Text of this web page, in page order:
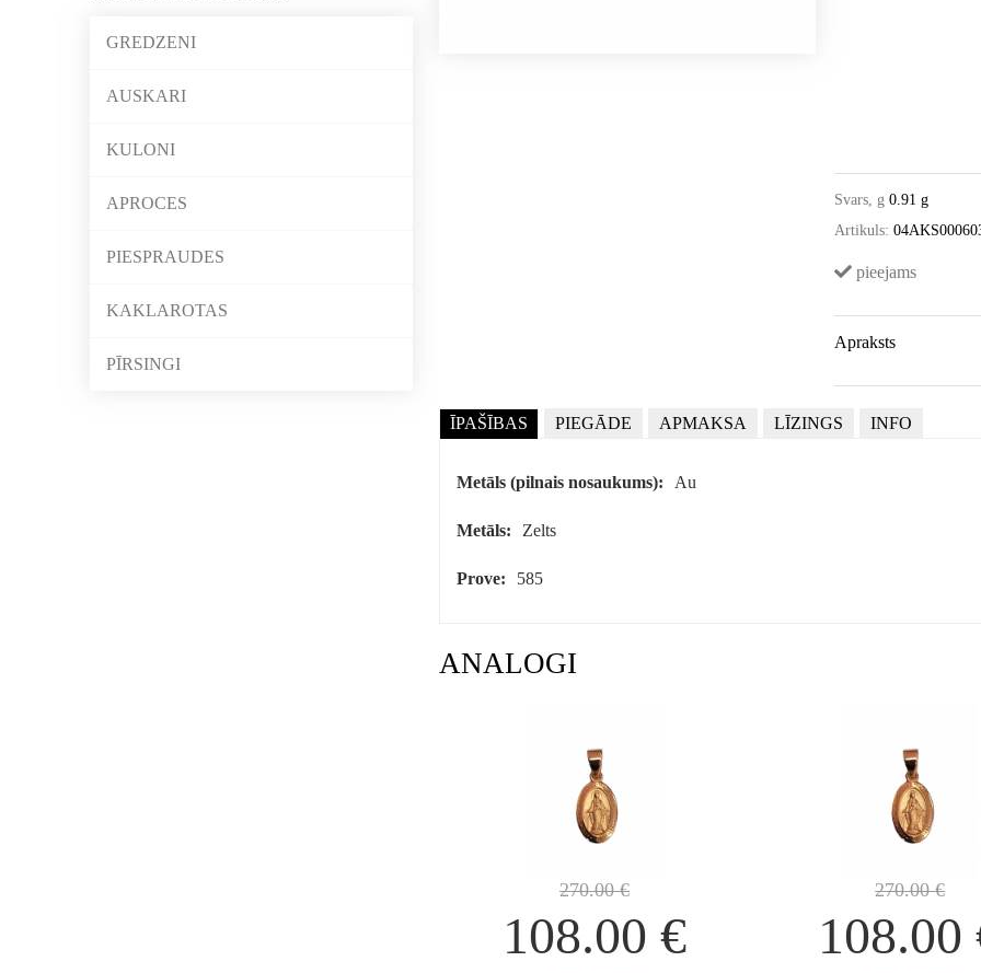
GREDZENI
AUSKARI
KULONI
APROCES
PIESPRAUDES
KAKLAROTAS
PĪRSINGI
Svars, g 0.91 g
Artikuls:
pieejams
Apraksts
ĪPAŠĪBAS PIEGĀDE APMAKSA LĪZINGS INFO
Metāls (pilnais nosaukums): Au
Metāls: Zelts
Prove: 585
ANALOGI
270.00€
108.00€
270.00€
108.00